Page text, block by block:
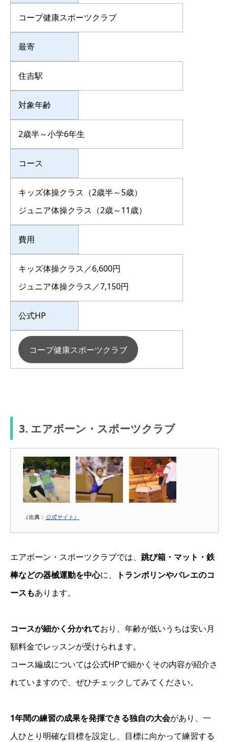
コープ健康スポーツクラブ
最寄
住吉駅
対象年齢
2歳半～小学6年生
コース
キッズ体操クラス（2歳半～5歳）
ジュニア体操クラス（2歳～11歳）
費用
キッズ体操クラス／6,600円
ジュニア体操クラス／7,150円
公式HP
コープ健康スポーツクラブ
3. エアボーン・スポーツクラブ
（出典： 公式サイト）
エアボーン・スポーツクラブでは、 跳び箱・マット・鉄
棒などの器械運動を中心に、
トランポリンやバレエのコ
ースもあります。
コースが細かく分かれており、年齢が低いうちは安い月
額料金でレッスンが受けられます。
コース編成については公式HPで細かくその内容が紹介さ
れていますので、ぜひチェックしてみてください。
1年間の練習の成果を発揮できる独自の大会があり、一
人ひとり明確な目標を設定し、目標に向かって練習する